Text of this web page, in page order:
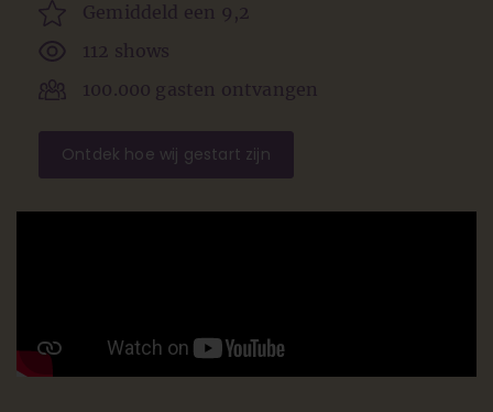
Gemiddeld een 9,2
112 shows
100.000 gasten ontvangen
Ontdek hoe wij gestart zijn